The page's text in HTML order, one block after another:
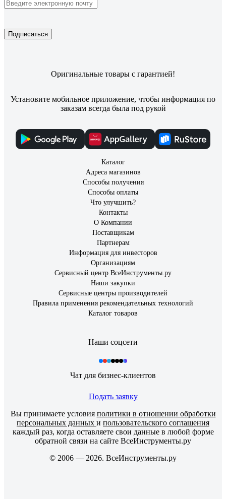
Подписаться
Оригинальные товары с гарантией!
Установите мобильное приложение, чтобы информация по
заказам всегда была под рукой
Каталог
Адреса магазинов
Способы получения
Способы оплаты
Что улучшить?
Контакты
О Компании
Поставщикам
Партнерам
Информация для инвесторов
Организациям
Сервисный центр ВсеИнструменты.ру
Наши закупки
Сервисные центры производителей
Правила применения рекомендательных технологий
Каталог товаров
Наши соцсети
Чат для бизнес-клиентов
Подать заявку
Вы принимаете условия политики в отношении обработки
персональных данных и пользовательского соглашения
каждый раз, когда оставляете свои данные в любой форме
обратной связи на сайте ВсеИнструменты.ру
© 2006 — 2026. ВсеИнструменты.ру